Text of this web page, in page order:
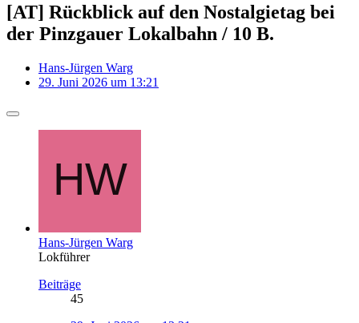
[AT] Rückblick auf den Nostalgietag bei
der Pinzgauer Lokalbahn / 10 B.
Hans-Jürgen Warg
29. Juni 2026 um 13:21
Hans-Jürgen Warg
Lokführer
Beiträge
45